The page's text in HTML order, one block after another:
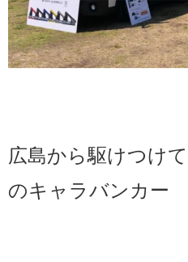
広島から駆けつけ
のキャラバンカー